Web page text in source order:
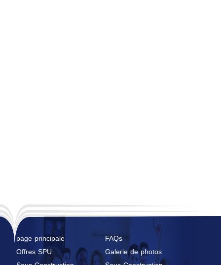
page principale
FAQs
Offres SPU
Galerie de photos